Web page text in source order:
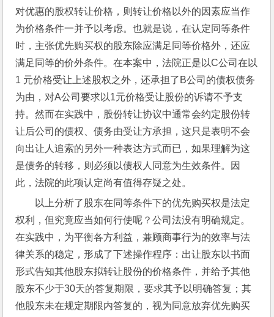
对优惠的股权转让价格，则转让价格以外的因素应当作
为价格条件一并予以考虑。也就是说，在认定同等条件
时，主张优先购买权的股东除应满足同等价格外，还应
满足同等的价外条件。在本案中，法院正是以C公司在以
1 元价格受让上述股权之外，还承担了B公司的债权债务
为由，对A公司要求以1元价格受让股份的诉请不予支
持。然而在实践中，股份转让协议中通常会约定股份转
让后公司的债权、债务由受让方承担，这只是表明不会
向出让人追索的另外一种表达方式而已，如果理解为这
是债务的转移，则必须以债权人同意为生效条件。因
此，法院的此项认定尚有值得存疑之处。
以上分析了股东在同等条件下的优先购买权是法定
权利，但究竟应当如何行使呢？公司法没有明确规定。
在实践中，为平衡各方利益，兼顾商事行为的效率与法
律关系的稳定，形成了下述操作程序：出让股东以书面
形式告知其他股东拟转让股份的价格条件，并给予其他
股东不少于30天的答复期限，要求其予以明确答复；其
他股东未在规定期限内答复的，视为同意放弃优先购买